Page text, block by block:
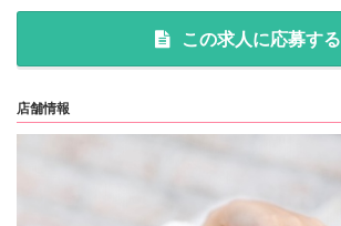
この求人に応募する
店舗情報